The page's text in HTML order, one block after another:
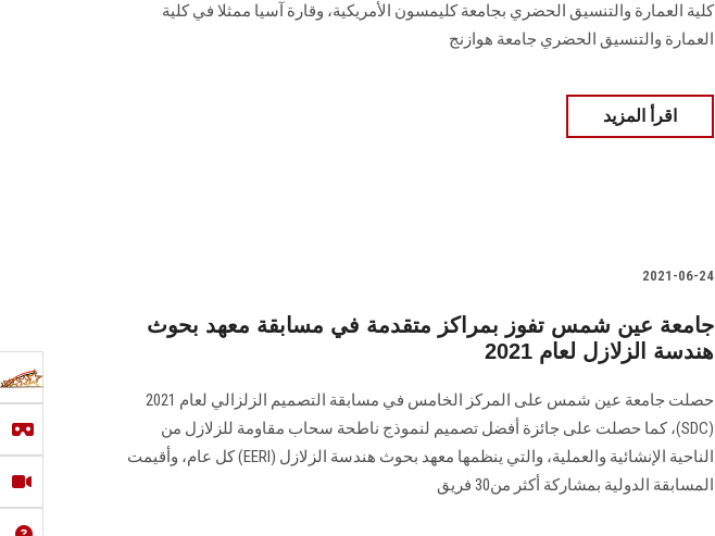
كلية العمارة والتنسيق الحضري بجامعة كليمسون الأمريكية، وقارة آسيا ممثلا في كلية
العمارة والتنسيق الحضري جامعة هوازنج
اقرأ المزيد
2021-06-24
جامعة عين شمس تفوز بمراكز متقدمة في مسابقة معهد بحوث
هندسة الزلازل لعام 2021
حصلت جامعة عين شمس على المركز الخامس في مسابقة التصميم الزلزالي لعام 2021
(SDC)، كما حصلت على جائزة أفضل تصميم لنموذج ناطحة سحاب مقاومة للزلازل من
الناحية الإنشائية والعملية، والتي ينظمها معهد بحوث هندسة الزلازل (EERI) كل عام، وأقيمت
المسابقة الدولية بمشاركة أكثر من30 فريق